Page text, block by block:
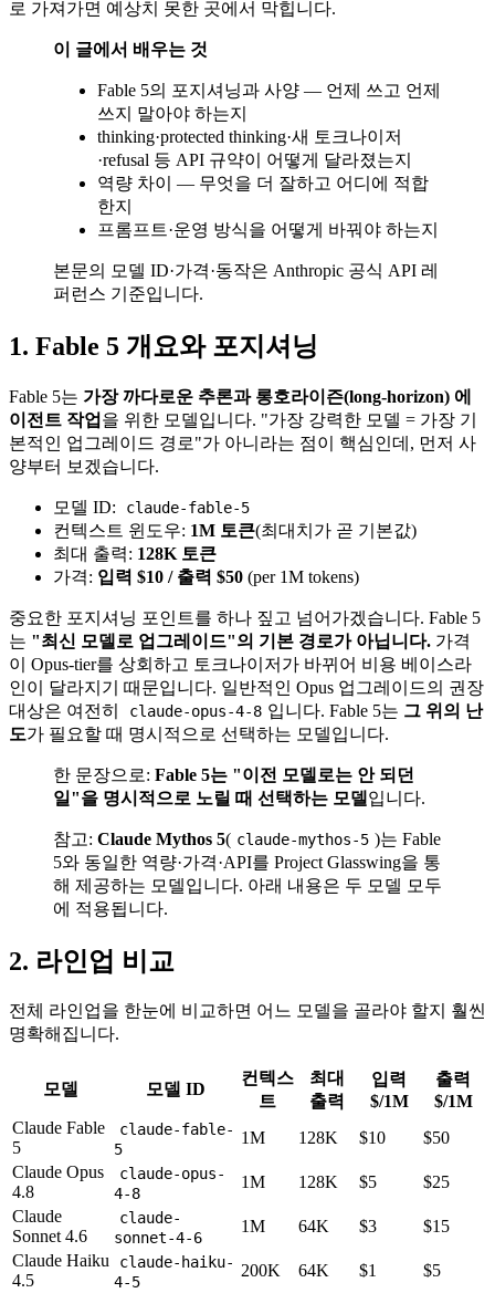
로 가져가면 예상치 못한 곳에서 막힙니다.
이 글에서 배우는 것
Fable 5의 포지셔닝과 사양 — 언제 쓰고 언제
쓰지 말아야 하는지
thinking·protected thinking·새 토크나이저
·refusal 등 API 규약이 어떻게 달라졌는지
역량 차이 — 무엇을 더 잘하고 어디에 적합
한지
프롬프트·운영 방식을 어떻게 바꿔야 하는지
본문의 모델 ID·가격·동작은 Anthropic 공식 API 레
퍼런스 기준입니다.
1. Fable 5 개요와 포지셔닝
Fable 5는 가장 까다로운 추론과 롱호라이즌(long-horizon) 에
이전트 작업 을 위한 모델입니다. "가장 강력한 모델 = 가장 기
본적인 업그레이드 경로"가 아니라는 점이 핵심인데, 먼저 사
양부터 보겠습니다.
모델 ID: claude-fable-5
컨텍스트 윈도우: 1M 토큰(최대치가 곧 기본값)
최대 출력: 128K 토큰
가격: 입력 $10 / 출력 $50 (per 1M tokens)
중요한 포지셔닝 포인트를 하나 짚고 넘어가겠습니다. Fable 5
는 "최신 모델로 업그레이드"의 기본 경로가 아닙니다. 가격
이 Opus-tier를 상회하고 토크나이저가 바뀌어 비용 베이스라
인이 달라지기 때문입니다. 일반적인 Opus 업그레이드의 권장
대상은 여전히
claude-opus-4-8 입니다. Fable 5는 그 위의 난
도가 필요할 때 명시적으로 선택하는 모델입니다.
한 문장으로: Fable 5는 "이전 모델로는 안 되던
일"을 명시적으로 노릴 때 선택하는 모델 입니다.
참고: Claude Mythos 5( claude-mythos-5 )는 Fable
5와 동일한 역량·가격·API를 Project Glasswing을 통
해 제공하는 모델입니다. 아래 내용은 두 모델 모두
에 적용됩니다.
2. 라인업 비교
전체 라인업을 한눈에 비교하면 어느 모델을 골라야 할지 훨씬
명확해집니다.
모델 모델 ID
컨텍스
트
최대
출력
입력
$/1M
출력
$/1M
Claude Fable
5
claude-fable-
5
1M 128K $10
$50
Claude Opus
4.8
claude-opus-
4-8
1M 128K $5
$25
Claude
Sonnet 4.6
claude-
sonnet-4-6
1M 64K $3
$15
Claude Haiku
4.5
claude-haiku-
4-5
200K 64K $1 $5